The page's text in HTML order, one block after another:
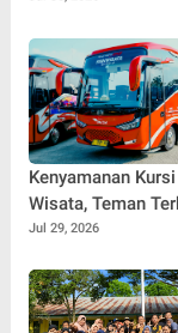
Kenyamanan
Wisata, Teman
untuk Perjalanan
Jul 29, 2026